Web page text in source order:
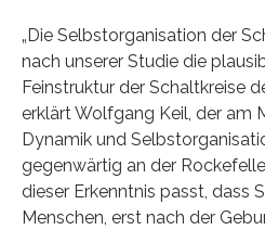
„Die Selbstorganisation der
nach unserer Studie die
Feinstruktur der Schaltkreise
erklärt Wolfgang Keil, der am
Dynamik und
gegenwärtig an der
dieser Erkenntnis passt, dass
Menschen, erst nach der